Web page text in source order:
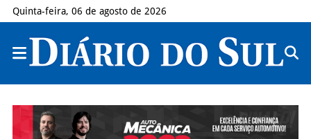
Quinta-feira, 06 de agosto de 2026